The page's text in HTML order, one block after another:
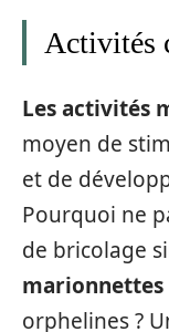
Activités
Les activités
moyen de
et de
Pourquoi ne
de bricolage
marionnettes
orphelines ?